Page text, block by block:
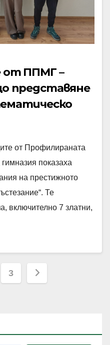
ППМГ –
представяне
от Профилираната
показаха
на престижното
Те
включително 7 златни,
3